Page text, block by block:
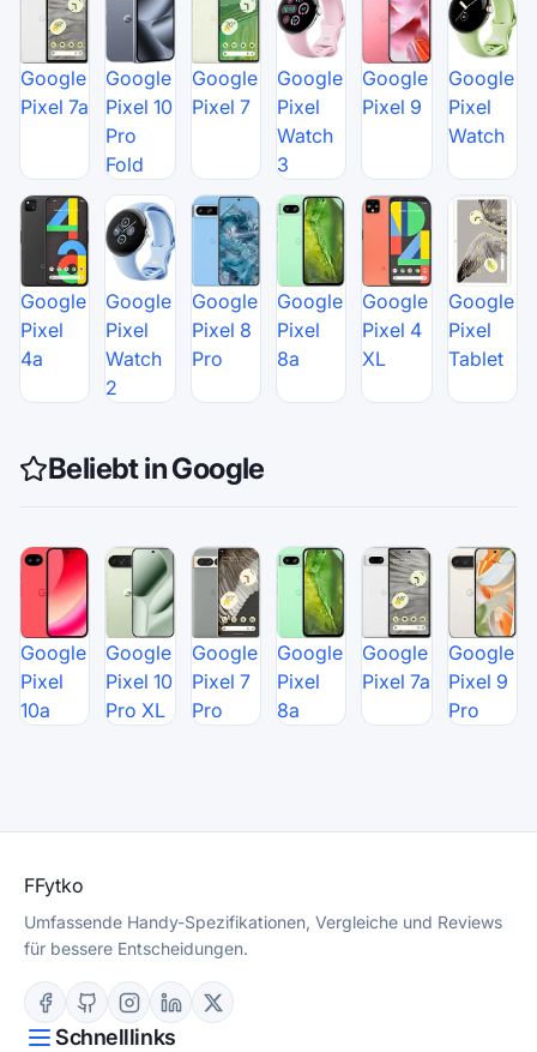
Google
Pixel 7a
Google
Pixel 10
Pro
Fold
Google
Pixel 7
Google
Pixel
Watch
3
Google
Pixel 9
Google
Pixel
Watch
Google
Pixel
4a
Google
Pixel
Watch
2
Google
Pixel 8
Pro
Google
Pixel
8a
Google
Pixel 4
XL
Google
Pixel
Tablet
Beliebt in Google
Google
Pixel
10a
Google
Pixel 10
Pro XL
Google
Pixel 7
Pro
Google
Pixel
8a
Google
Pixel 7a
Google
Pixel 9
Pro
FFytko
Umfassende Handy-Spezifikationen, Vergleiche und Reviews
für bessere Entscheidungen.
Schnelllinks